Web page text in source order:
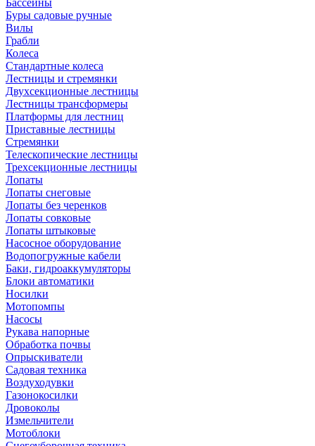
Бассейны
Буры садовые ручные
Вилы
Грабли
Колеса
Стандартные колеса
Лестницы и стремянки
Двухсекционные лестницы
Лестницы трансформеры
Платформы для лестниц
Приставные лестницы
Стремянки
Телескопические лестницы
Трехсекционные лестницы
Лопаты
Лопаты снеговые
Лопаты без черенков
Лопаты совковые
Лопаты штыковые
Насосное оборудование
Водопогружные кабели
Баки, гидроаккумуляторы
Блоки автоматики
Носилки
Мотопомпы
Насосы
Рукава напорные
Обработка почвы
Опрыскиватели
Садовая техника
Воздуходувки
Газонокосилки
Дровоколы
Измельчители
Мотоблоки